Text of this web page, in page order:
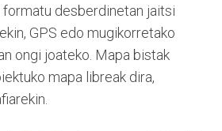
desberdinetan jaitsi
GPS edo mugikorretako
ongi joateko. Mapa bistak
mapa libreak dira,